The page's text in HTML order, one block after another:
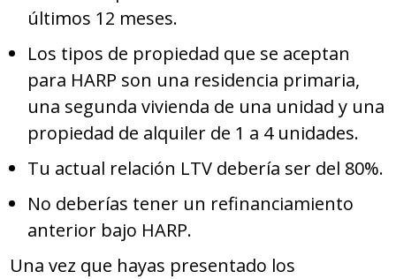
últimos 12 meses.
Los tipos de propiedad que se aceptan
para HARP son una residencia primaria,
una segunda vivienda de una unidad y una
propiedad de alquiler de 1 a 4 unidades.
Tu actual relación LTV debería ser del 80%.
No deberías tener un refinanciamiento
anterior bajo HARP.
Una vez que hayas presentado los